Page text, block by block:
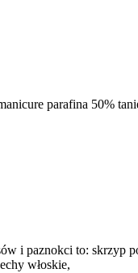
parafina 50%
i paznokci to:
włoskie,